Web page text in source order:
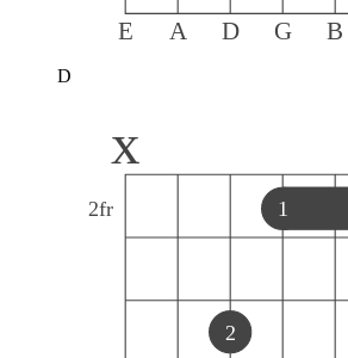
E A D G B
D
2fr 1
x
2